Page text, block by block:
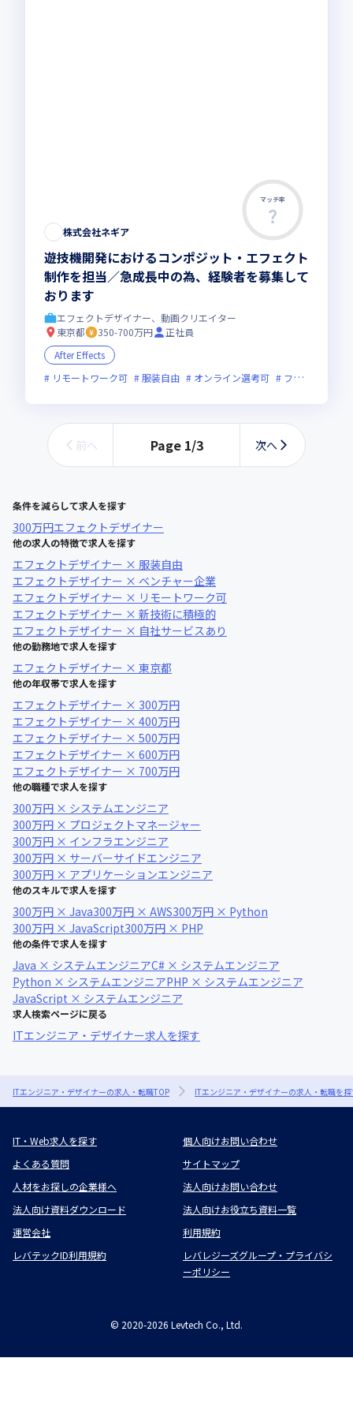
マッチ率
株式会社ネギア
遊技機開発におけるコンポジット・エフェクト
制作を担当／急成長中の為、経験者を募集して
おります
エフェクトデザイナー、動画クリエイター
東京都
350-700万円
正社員
After Effects
リモートワーク可
服装自由 オンライン選考可 フレックス制度あり
前へ Page 1/3 次へ
条件を減らして求人を探す
300万円エフェクトデザイナー
他の求人の特徴で求人を探す
エフェクトデザイナー × 服装自由
エフェクトデザイナー × ベンチャー企業
エフェクトデザイナー × リモートワーク可
エフェクトデザイナー × 新技術に積極的
エフェクトデザイナー × 自社サービスあり
他の勤務地で求人を探す
エフェクトデザイナー × 東京都
他の年収帯で求人を探す
エフェクトデザイナー × 300万円
エフェクトデザイナー × 400万円
エフェクトデザイナー × 500万円
エフェクトデザイナー × 600万円
エフェクトデザイナー × 700万円
他の職種で求人を探す
300万円 × システムエンジニア
300万円 × プロジェクトマネージャー
300万円 × インフラエンジニア
300万円 × サーバーサイドエンジニア
300万円 × アプリケーションエンジニア
他のスキルで求人を探す
300万円 × Java300万円 × AWS300万円 × Python
300万円 × JavaScript300万円 × PHP
他の条件で求人を探す
Java × システムエンジニアC# × システムエンジニア
Python × システムエンジニアPHP × システムエンジニア
JavaScript × システムエンジニア
求人検索ページに戻る
ITエンジニア・デザイナー求人を探す
ITエンジニア・デザイナーの求人・転職TOP ITエンジニア・デザイナーの求人・転職を
IT・Web求人を探す
個人向けお問い合わせ
よくある質問
サイトマップ
人材をお探しの企業様へ
法人向けお問い合わせ
法人向け資料ダウンロード
法人向けお役立ち資料一覧
運営会社
利用規約
レバテックID利用規約
レバレジーズグループ・プライバシ
ーポリシー
© 2020-2026 Levtech Co., Ltd.